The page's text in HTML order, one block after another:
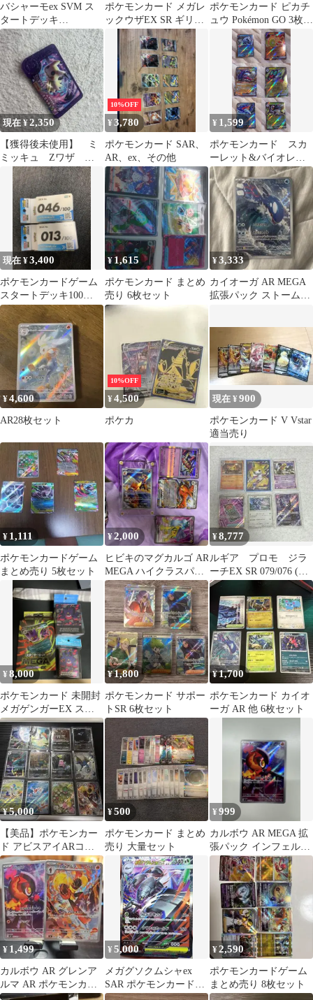
バシャーモex SVM ス
タートデッキ
Generations 016/175
ポケモンカード メガレ
ックウザEX SR ギリー
ポケモンカード ピカチ
ュウ Pokémon GO 3枚セ
現在 ¥2,350
【獲得後未使用】 ミ
ミッキュ Zワザ レ
ア枠 フレンダ ベス
トタッグ第5弾
10%OFF
¥3,780
ポケモンカード SAR、
AR、ex、その他
¥ 1,599
ポケモンカード スカ
ーレット&バイオレッ
ト １０枚セット
現在 ¥3,400
ポケモンカードゲーム
スタートデッキ100
No.046 No.013 ミラー
¥ 1,615
ポケモンカード まとめ
売り 6枚セット
¥3,333
カイオーガ AR MEGA
拡張パック ストームエ
¥4,600
AR28枚セット
10%OFF
¥4,500
ポケカ
現在 ¥900
ポケモンカード V Vstar
適当売り
¥ 1,111
ポケモンカードゲーム
まとめ売り 5枚セット
¥2,000
ヒビキのマグカルゴ AR
MEGA ハイクラスパッ
ク MEGAドリームex
キ…
¥8,777
ルギア プロモ ジラ
ーチEX SR 079/076 (お
まけあり)
¥8,000
ポケモンカード 未開封
メガゲンガーEX スタ
ーターセット&デッキ
ケース&スリーブ
¥1,800
ポケモンカード サポー
トSR 6枚セット
¥1,700
ポケモンカード カイオ
ーガ AR 他 6枚セット
¥5,000
【美品】ポケモンカー
ド アビスアイARコン
プリート12枚セット
¥500
ポケモンカード まとめ
売り 大量セット
¥999
カルボウ AR MEGA 拡
張パック インフェルノ
X 083/080 10枚
¥ 1,499
カルボウ AR グレンア
ルマ AR ポケモンカー
ド
¥5,000
メガグソクムシャex
SAR ポケモンカードゲ
ーム 3枚
¥2,590
ポケモンカードゲーム
まとめ売り 8枚セット